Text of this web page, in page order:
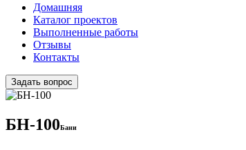
Домашняя
Каталог проектов
Выполненные работы
Отзывы
Контакты
Задать вопрос
БН-100Бани